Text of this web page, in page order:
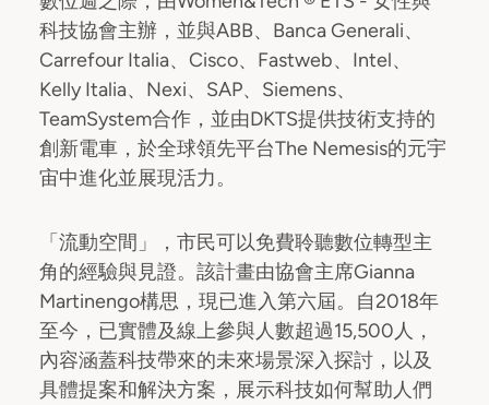
科技協會主辦，並與ABB、Banca Generali、
Carrefour Italia、Cisco、Fastweb、Intel、
Kelly Italia、Nexi、SAP、Siemens、
TeamSystem合作，並由DKTS提供技術支持的
創新電車，於全球領先平台The Nemesis的元宇
宙中進化並展現活力。
「流動空間」，市民可以免費聆聽數位轉型主
角的經驗與見證。該計畫由協會主席Gianna
Martinengo構思，現已進入第六屆。自2018年
至今，已實體及線上參與人數超過15,500人，
內容涵蓋科技帶來的未來場景深入探討，以及
具體提案和解決方案，展示科技如何幫助人們